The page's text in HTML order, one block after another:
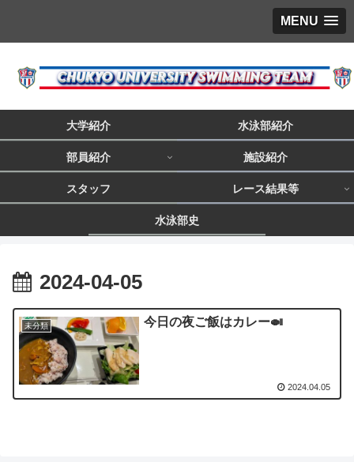
MENU
大学紹介 水泳部紹介
部員紹介 施設紹介
スタッフ レース結果等
水泳部史
2024-04-05
未分類 今日の夜ご飯はカレー🍛
2024.04.05